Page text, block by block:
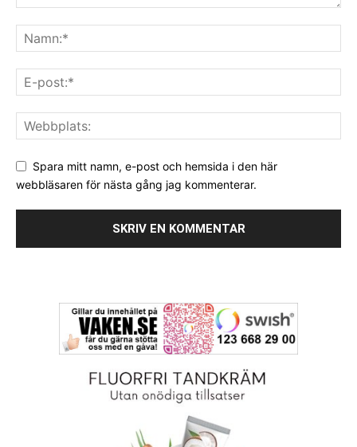
Spara mitt namn, e-post och hemsida i den här
webbläsaren för nästa gång jag kommenterar.